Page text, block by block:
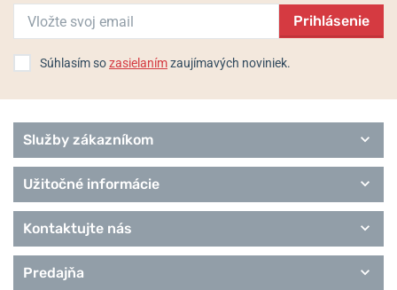
Prihlásenie
Súhlasím sozasielanímzaujímavých noviniek.
Služby zákazníkom
Užitočné informácie
Kontaktujte nás
Predajňa